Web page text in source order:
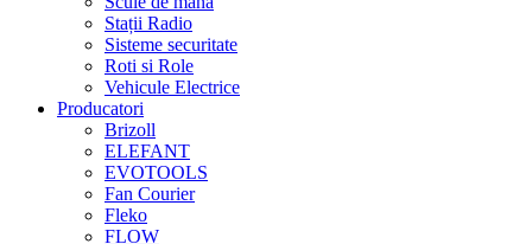
Stații Radio
Sisteme securitate
Roti si Role
Vehicule Electrice
Producatori
Brizoll
ELEFANT
EVOTOOLS
Fan Courier
Fleko
FLOW